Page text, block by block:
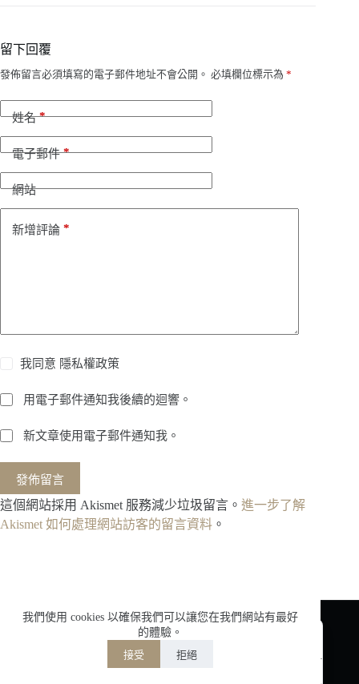
我們使用 cookies 以確保我們可以讓您在我們網站有最好
的體驗。
接受 拒絕
留下回覆
發佈留言必須填寫的電子郵件地址不會公開。 必填欄位標示為 *
姓名*
電子郵件*
網站
新增評論 *
我同意 隱私權政策
用電子郵件通知我後續的迴響。
新文章使用電子郵件通知我。
發佈留言
這個網站採用 Akismet 服務減少垃圾留言。 進一步了解
Akismet 如何處理網站訪客的留言資料 。
Contact us
Phone: +86-0577-62526555
Fax: +86-0577-62526555
简体中文
Français du Canada